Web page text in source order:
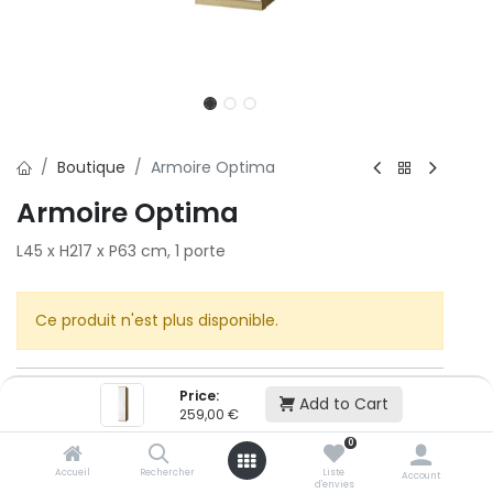
Price:
259,00 € Add to Cart
Accueil Rechercher
0
Liste
d'envies
Account
Boutique Armoire Optima
Armoire Optima
L45 x H217 x P63 cm, 1 porte
Ce produit n'est plus disponible.
Cet article n'est plus disponible.